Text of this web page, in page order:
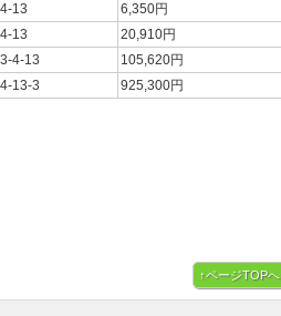
4-13
6,350円
4-13
20,910円
3-4-13
105,620円
4-13-3
925,300円
↑ページTOPへ